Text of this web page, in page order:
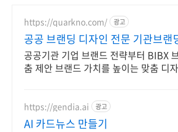
https://quarkno.com/ 광고
공공 브랜딩 디자인 전문 기관브랜
공공기관 기업 브랜드 전략부터 BIBX
춤 제안 브랜드 가치를 높이는 맞춤 디
https://gendia.ai 광고
AI 카드뉴스 만들기